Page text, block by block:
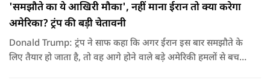
'समझौते का ये आखिरी मौका', नहीं माना ईरान तो क्या करेगा
अमेरिका? ट्रंप की बड़ी चेतावनी
Donald Trump: ट्रंप ने साफ कहा कि अगर ईरान इस बार समझौते के
लिए तैयार हो जाता है, तो वह आगे होने वाले बड़े अमेरिकी हमलों से बच